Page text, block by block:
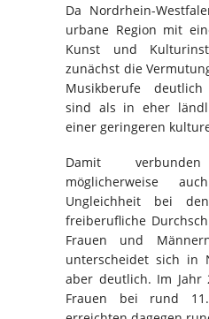
Da Nordrhein-
urbane Region mit
Kunst und
zunächst die
Musikberufe
sind als in eher
einer geringeren
Damit
möglicherweise
Ungleichheit bei
freiberufliche
Frauen und
unterscheidet sich in
aber deutlich. Im Jahr
Frauen bei rund